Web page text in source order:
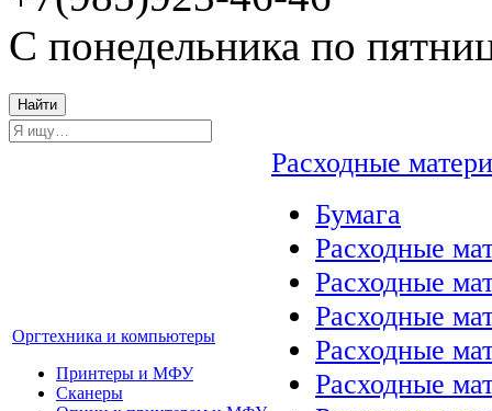
С понедельника по
Найти
Оргтехника и компьютеры
Принтеры и МФУ
Сканеры
Расходные
Бумага
Расходные
Расходные
Расходные
Расходные
Расходные